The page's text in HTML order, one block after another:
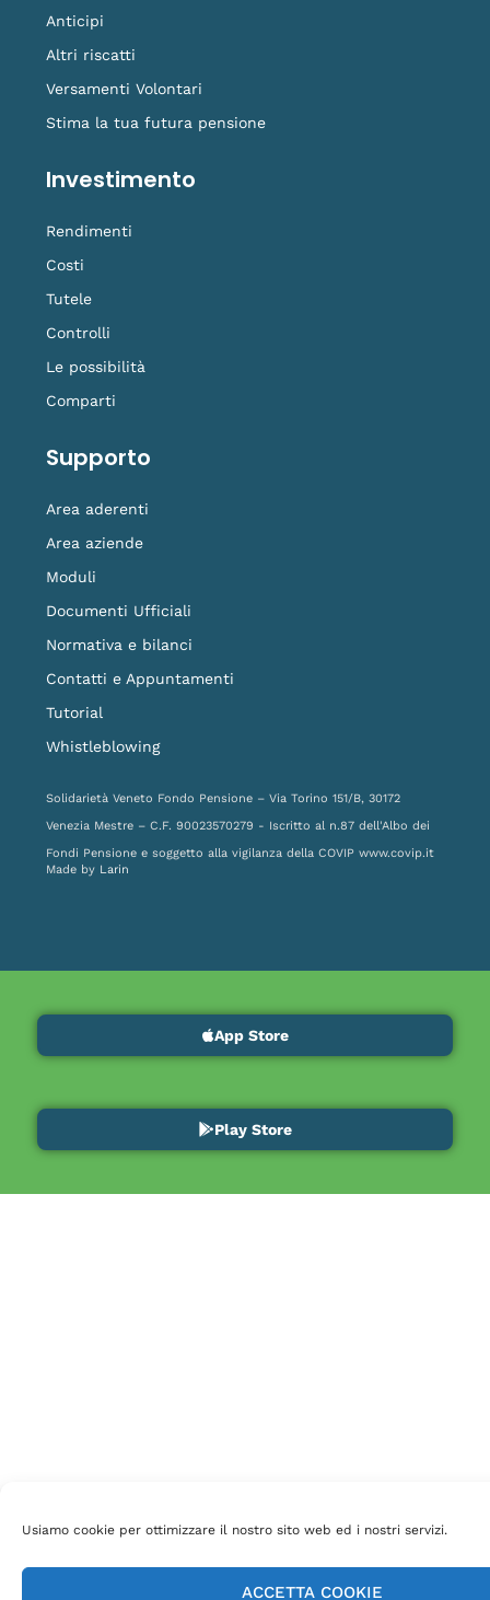
Usiamo cookie per ottimizzare il nostro sito web ed i nostri servizi.
ACCETTA COOKIE
Anticipi
Altri riscatti
Versamenti Volontari
Stima la tua futura pensione
Investimento
Rendimenti
Costi
Tutele
Controlli
Le possibilità
Comparti
Supporto
Area aderenti
Area aziende
Moduli
Documenti Ufficiali
Normativa e bilanci
Contatti e Appuntamenti
Tutorial
Whistleblowing
Solidarietà Veneto Fondo Pensione – Via Torino 151/B, 30172
Venezia Mestre – C.F. 90023570279 - Iscritto al n.87 dell'Albo dei
Fondi Pensione e soggetto alla vigilanza della COVIP www.covip.it
Made by Larin
App Store
Play Store